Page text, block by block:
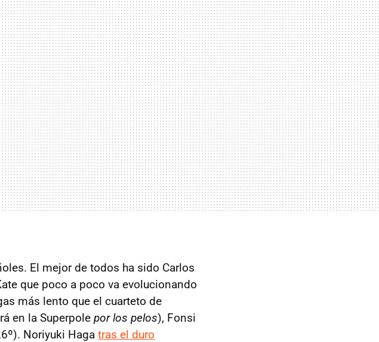
El mejor de todos ha sido Carlos
que poco a poco va evolucionando
más lento que el cuarteto de
en la Superpole por los pelos), Fonsi
Noriyuki Haga tras el duro